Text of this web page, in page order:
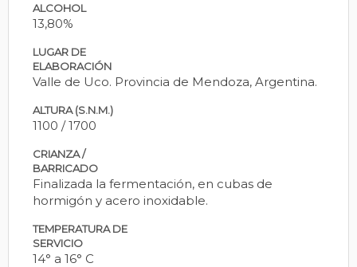
ALCOHOL
13,80%
LUGAR DE
ELABORACIÓN
Valle de Uco. Provincia de Mendoza, Argentina.
ALTURA (S.N.M.)
1100 / 1700
CRIANZA /
BARRICADO
Finalizada la fermentación, en cubas de
hormigón y acero inoxidable.
TEMPERATURA DE
SERVICIO
14° a 16° C